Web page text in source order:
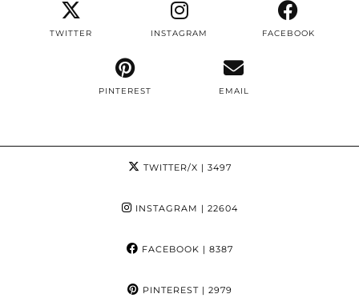
TWITTER INSTAGRAM FACEBOOK
PINTEREST EMAIL
TWITTER/X | 3497
INSTAGRAM | 22604
FACEBOOK | 8387
PINTEREST| 2979